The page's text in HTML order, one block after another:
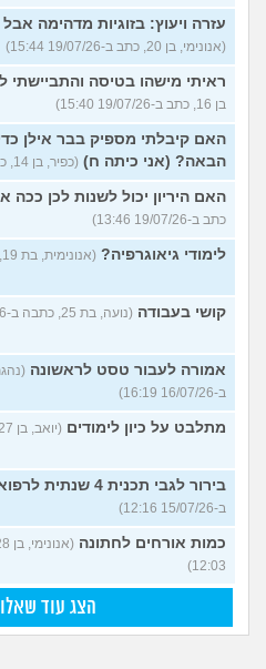
עזרה ויעוץ: בזוגיות מדהימה
(אנונימי, בן 20, כתב ב-19/07/26 15:44)
ראיתי מישהו בטיסה והתביישתי
בן 16, כתב ב-19/07/26 15:40)
האם קיבלתי מספיק בבר אילן
הבאה? (אני כיתה ח) (כפיר, בן 14, כתב ב-19/07/26 13:57)
האם היריון יכול לשנות לכן ככה
כתב ב-19/07/26 13:46)
לימודי גיאוגרפיה? (אנונימית, בת 19, כתבה ב-19/07/26 13:37)
קושי בעבודה (נועה, בת 25, כתבה ב-16/07/26 16:28)
אמורה לעבור טסט לראשונה
ב-16/07/26 16:19)
מתלבט על כיון לימודים (יואב, בן 27, כתב ב-16/07/26 16:10)
בירור לגבי תכנית 4 שנתית לרפואה
ב-15/07/26 12:16)
כמות אורחים לחתונה
12:03)
הצג עוד